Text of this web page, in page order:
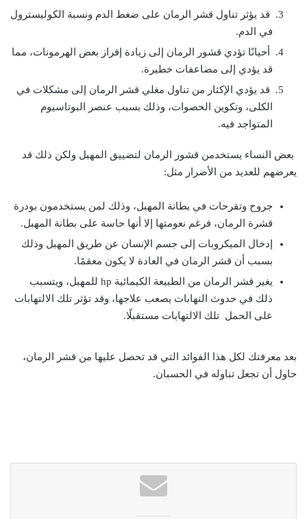
قد يؤثر تناول قشر الرمان على ضغط الدم ونسبة الكوليسترول
في الدم.
أحيانًا تؤدي قشور الرمان إلى زيادة إفراز بعض الهرمونات، مما
قد يؤدي إلى مضاعفات خطيرة.
قد يؤدي الإكثار من تناول مغلي قشر الرمان إلى مشكلات في
الكلى، وتكوين الحصوات، وذلك بسبب عنصر البوتاسيوم
المتواجد فيه.
بعض النساء يستخدمن قشور الرمان لتضييق المهبل ولكن ذلك قد
يعرضهم للعديد من الأضرار مثل:
جروح وتقرحات في بطانة المهبل، وذلك لمن يستخدمون بودرة
قشرة الرمان، فرغم نعومتها إلا أنها حاسة على بطانة المهبل.
إدخال الميكروبات إلى جسم الإنسان عن طريق المهبل وذلك
بسبب أن قشر الرمان في العادة لا يكون معقمًا.
يغير قشر الرمان من الطبيعة الكيمائية hp للمهبل، ويتسبب
ذلك في حدوث التهابات يصعب علاجها، وقد تؤثر تلك الالتهابات
على الحمل تلك الالتهابات مستقبلًا.
بعد معرفتك لكل هذا الفوائد التي قد تحصل عليها من قشر الرمان،
حاول أن تجعل تناوله في الحسبان.